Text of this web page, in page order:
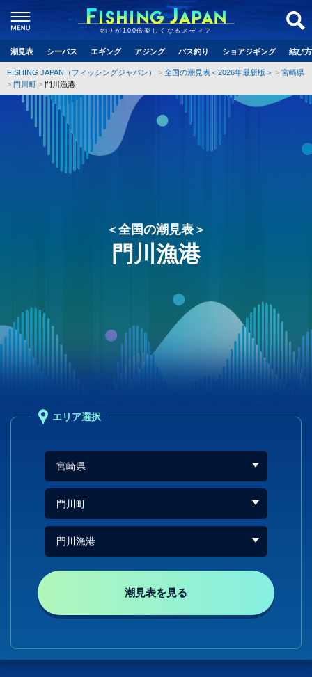
釣りが100倍楽しくなるメディア
潮見表 シーバス エギング アジング バス釣り ショアジギング 結び
FISHING JAPAN（フィッシングジャパン） 全国の潮見表＜2026年最新版＞
宮崎県
門川町
門川漁港
＜全国の潮見表＞
門川漁港
エリア選択
潮見表を見る